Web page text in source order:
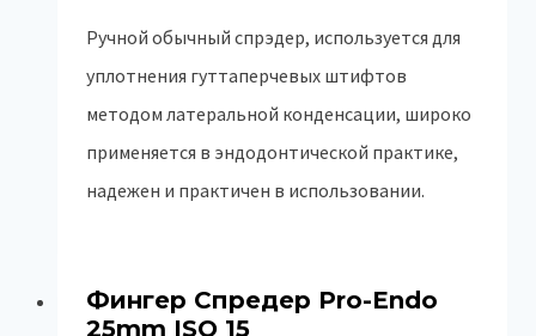
Ручной обычный спрэдер, используется для
уплотнения гуттаперчевых штифтов
методом латеральной конденсации, широко
применяется в эндодонтической практике,
надежен и практичен в использовании.
Фингер Спредер Pro-Endo
25mm ISO 15